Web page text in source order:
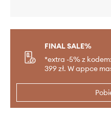
FINAL SALE%
*extra -5% z
399 zł. W appce